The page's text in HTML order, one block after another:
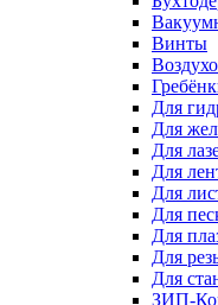
Винты
Для
Для
Для
Для
Для
Для
Для
Для
Для
ЗИП-